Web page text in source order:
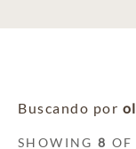
Buscando por
SHOWING8